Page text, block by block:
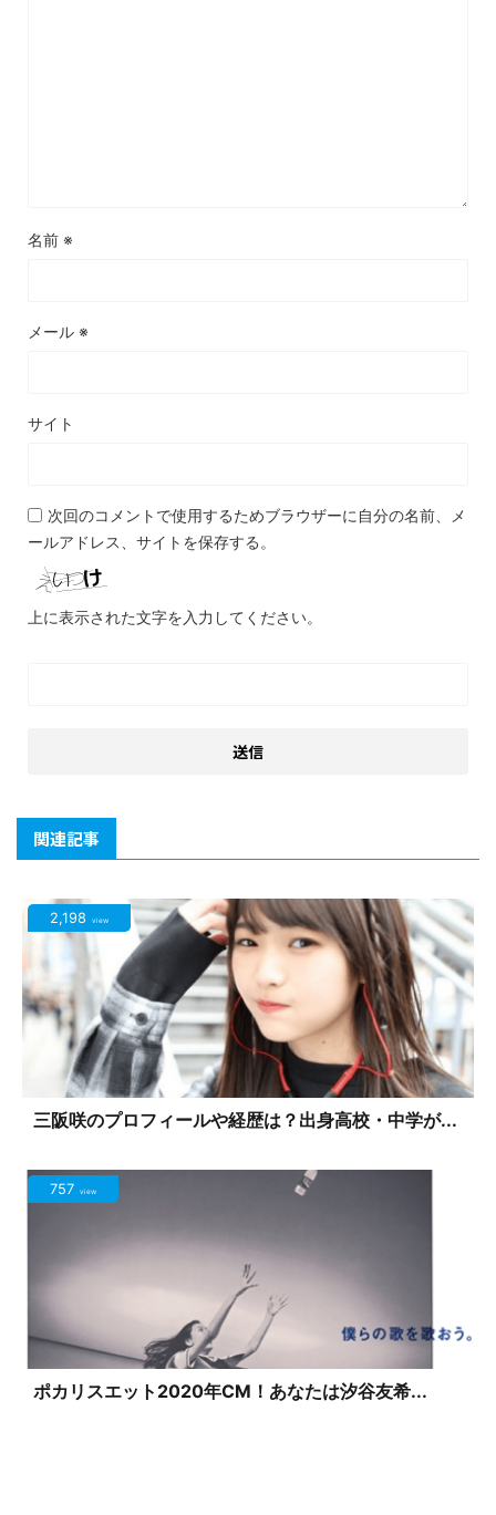
名前 ※
メール ※
サイト
次回のコメントで使用するためブラウザーに自分の名前、メ
ールアドレス、サイトを保存する。
上に表示された文字を入力してください。
関連記事
2,198 view
三阪咲のプロフィールや経歴は？出身高校・中学が...
757 view
ポカリスエット2020年CM！あなたは汐谷友希...